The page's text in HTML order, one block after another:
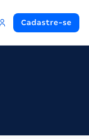
Cadastre-se